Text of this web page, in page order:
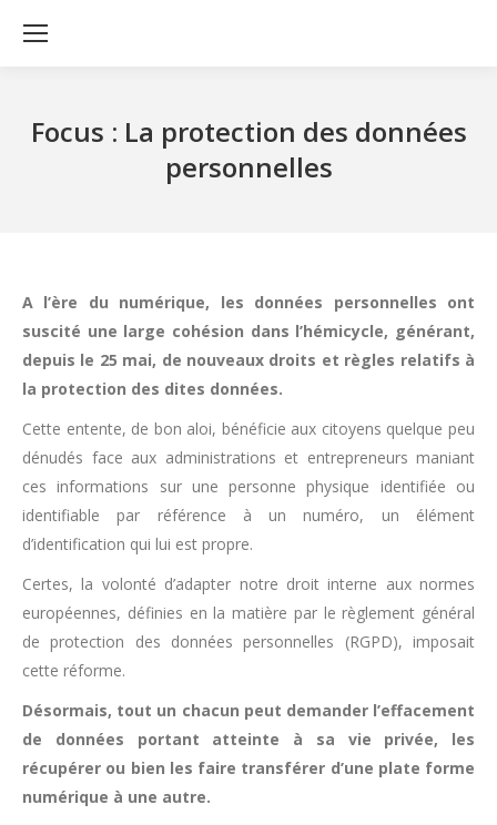
Focus : La protection des données
personnelles
A l’ère du numérique, les données personnelles ont
suscité une large cohésion dans l’hémicycle, générant,
depuis le 25 mai, de nouveaux droits et règles relatifs à
la protection des dites données.
Cette entente, de bon aloi, bénéficie aux citoyens quelque peu
dénudés face aux administrations et entrepreneurs maniant
ces informations sur une personne physique identifiée ou
identifiable par référence à un numéro, un élément
d’identification qui lui est propre.
Certes, la volonté d’adapter notre droit interne aux normes
européennes, définies en la matière par le règlement général
de protection des données personnelles (RGPD), imposait
cette réforme.
Désormais, tout un chacun peut demander l’effacement
de données portant atteinte à sa vie privée, les
récupérer ou bien les faire transférer d’une plate forme
numérique à une autre.